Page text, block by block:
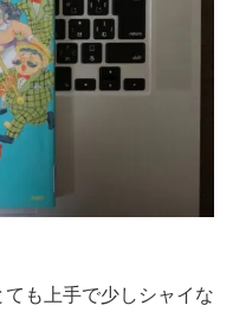
も上手で少しシャイな